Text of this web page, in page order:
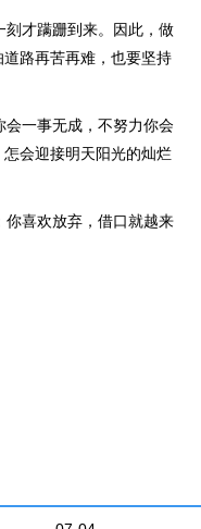
刻才蹒跚到来。因此，做
路再苦再难，也要坚持
会一事无成，不努力你会
会迎接明天阳光的灿烂
你喜欢放弃，借口就越来